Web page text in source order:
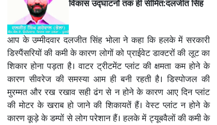
विकास उद्घाटनों तक ही सीमित:दलजीत सिंह
आप के उम्मीदवार दलजीत सिंह भोला ने कहा कि हलके में सरकारी
डिस्पैंसरियों की कमी के कारण लोगों को प्राईवेट डाक्टरों की लूट का
शिकार होना पड़ता है। वाटर ट्रीटमेंट प्लांट की क्षमता कम होने के
कारण सीवरेज की समस्या आम ही बनी रहती है। डिस्पोजल की
मुरम्मत और रख रखाव सही ढंग से न होने के कारण आए दिन प्लांट
की मोटर के खराब हो जाने की शिकायतें हैं। वेस्ट प्लांट न होने के
कारण कूड़े के डम्पों से लोग परेशान हैं। हलके में ट्यूबवैलों की कमी के